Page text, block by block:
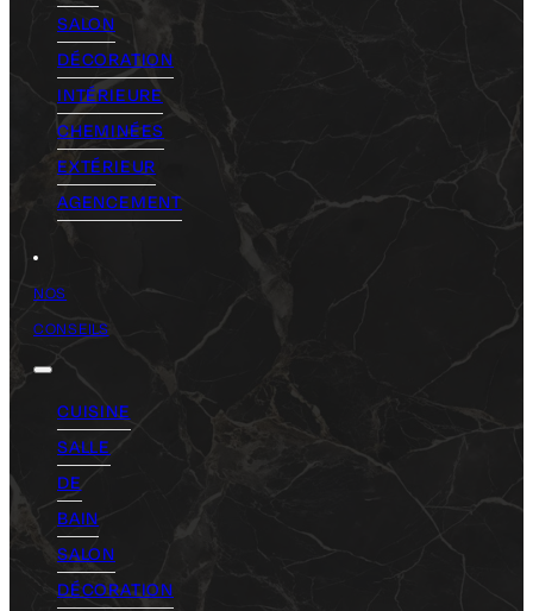
SALON
DÉCORATION
INTÉRIEURE
CHEMINÉES
EXTÉRIEUR
AGENCEMENT
NOS
CONSEILS
CUISINE
SALLE
DE
BAIN
SALON
DÉCORATION